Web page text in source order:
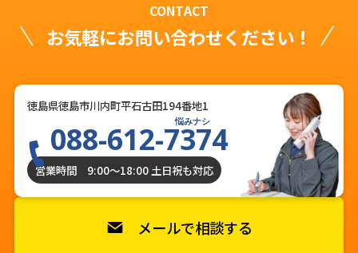
CONTACT
お気軽にお問い合わせください！
徳島県徳島市川内町平石古田194番地1
悩みナシ
088-612-7374
営業時間 9:00〜18:00 土日祝も対応
メールで相談する